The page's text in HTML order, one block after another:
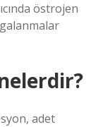
östrojen
adet